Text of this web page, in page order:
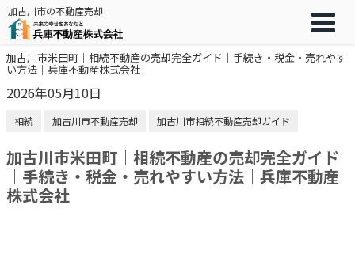
加古川市の不動産売却
加古川市米田町｜相続不動産の売却完全ガイド｜手続き・税金・売れやす
い方法｜兵庫不動産株式会社
2026年05月10日
相続 加古川市不動産売却 加古川市相続不動産売却ガイド
加古川市米田町｜相続不動産の売却完全ガイド
｜手続き・税金・売れやすい方法｜兵庫不動産
株式会社